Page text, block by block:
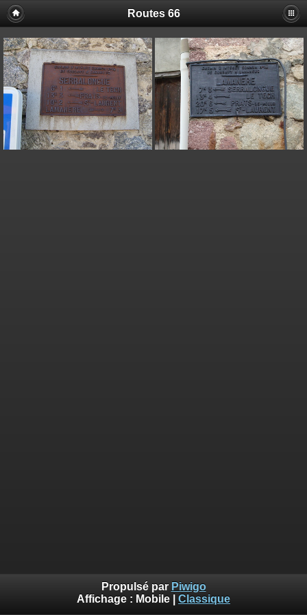
Routes 66
Propulsé par Piwigo
Affichage : Mobile Classique